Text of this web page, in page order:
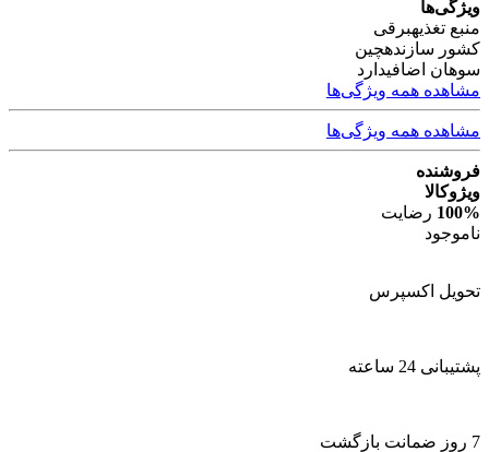
ویژگی‌ها
منبع تغذیهبرقی
کشور سازندهچین
سوهان اضافیدارد
مشاهده همه ویژگی‌ها
مشاهده همه ویژگی‌ها
فروشنده
ویژوکالا
100% رضایت
ناموجود
تحویل اکسپرس
پشتیبانی 24 ساعته
7 روز ضمانت بازگشت